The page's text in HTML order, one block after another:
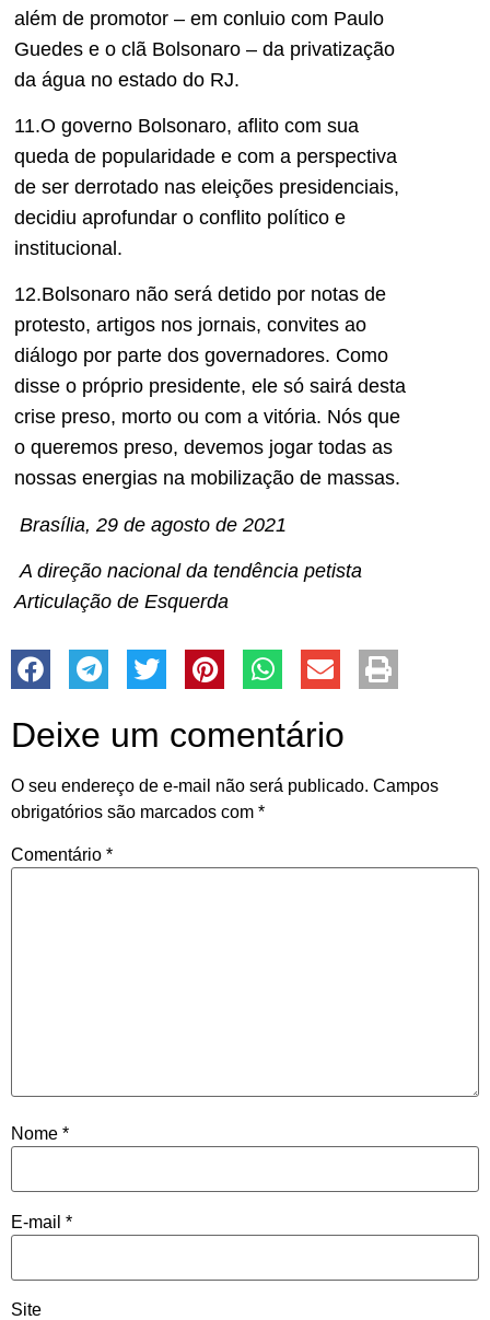
além de promotor – em conluio com Paulo
Guedes e o clã Bolsonaro – da privatização
da água no estado do RJ.
11.O governo Bolsonaro, aflito com sua
queda de popularidade e com a perspectiva
de ser derrotado nas eleições presidenciais,
decidiu aprofundar o conflito político e
institucional.
12.Bolsonaro não será detido por notas de
protesto, artigos nos jornais, convites ao
diálogo por parte dos governadores. Como
disse o próprio presidente, ele só sairá desta
crise preso, morto ou com a vitória. Nós que
o queremos preso, devemos jogar todas as
nossas energias na mobilização de massas.
Brasília, 29 de agosto de 2021
A direção nacional da tendência petista
Articulação de Esquerda
Deixe um comentário
O seu endereço de e-mail não será publicado. Campos
obrigatórios são marcados com *
Comentário *
Nome *
E-mail *
Site